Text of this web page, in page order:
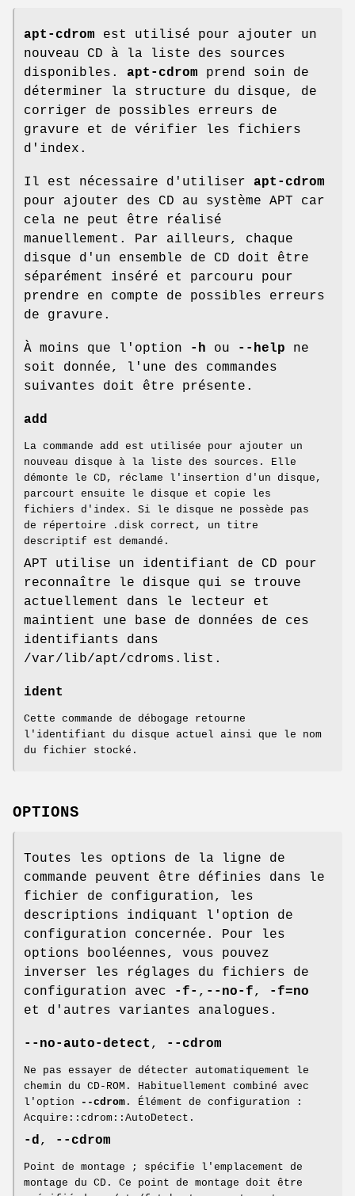
apt-cdrom est utilisé pour ajouter un
nouveau CD à la liste des sources
disponibles. apt-cdrom prend soin de
déterminer la structure du disque, de
corriger de possibles erreurs de
gravure et de vérifier les fichiers
d'index.
Il est nécessaire d'utiliser apt-cdrom
pour ajouter des CD au système APT car
cela ne peut être réalisé
manuellement. Par ailleurs, chaque
disque d'un ensemble de CD doit être
séparément inséré et parcouru pour
prendre en compte de possibles erreurs
de gravure.
À moins que l'option -h ou --help ne
soit donnée, l'une des commandes
suivantes doit être présente.
add
La commande add est utilisée pour ajouter un
nouveau disque à la liste des sources. Elle
démonte le CD, réclame l'insertion d'un disque,
parcourt ensuite le disque et copie les
fichiers d'index. Si le disque ne possède pas
de répertoire .disk correct, un titre
descriptif est demandé.
APT utilise un identifiant de CD pour
reconnaître le disque qui se trouve
actuellement dans le lecteur et
maintient une base de données de ces
identifiants dans
/var/lib/apt/cdroms.list.
ident
Cette commande de débogage retourne
l'identifiant du disque actuel ainsi que le nom
du fichier stocké.
OPTIONS
Toutes les options de la ligne de
commande peuvent être définies dans le
fichier de configuration, les
descriptions indiquant l'option de
configuration concernée. Pour les
options booléennes, vous pouvez
inverser les réglages du fichiers de
configuration avec
-f- , --no-f,
-f=no
et d'autres variantes analogues.
--no-auto-detect , --cdrom
Ne pas essayer de détecter automatiquement le
chemin du CD-ROM. Habituellement combiné avec
l'option
--cdrom . Élément de configuration :
Acquire::cdrom::AutoDetect.
-d, --cdrom
Point de montage ; spécifie l'emplacement de
montage du CD. Ce point de montage doit être